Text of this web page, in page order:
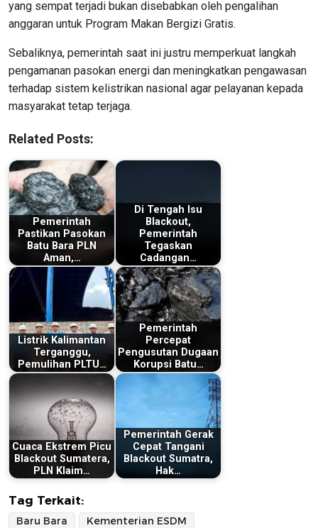
yang sempat terjadi bukan disebabkan oleh pengalihan
anggaran untuk Program Makan Bergizi Gratis.
Sebaliknya, pemerintah saat ini justru memperkuat langkah
pengamanan pasokan energi dan meningkatkan pengawasan
terhadap sistem kelistrikan nasional agar pelayanan kepada
masyarakat tetap terjaga.
Related Posts:
Pemerintah
Pastikan Pasokan
Batu Bara PLN
Aman,…
Di Tengah Isu
Blackout,
Pemerintah
Tegaskan
Cadangan…
Listrik Kalimantan
Terganggu,
Pemulihan PLTU…
Pemerintah
Percepat
Pengusutan Dugaan
Korupsi Batu…
Cuaca Ekstrem Picu
Blackout Sumatera,
PLN Klaim…
Pemerintah Gerak
Cepat Tangani
Blackout Sumatra,
Hak…
Tag Terkait:
Baru Bara
Kementerian ESDM